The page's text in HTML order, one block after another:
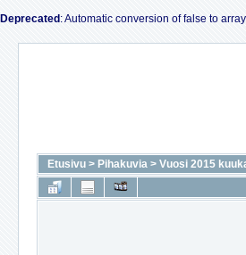
Deprecated : Automatic conversion of false to
Etusivu > Pihakuvia > Vuosi 2015